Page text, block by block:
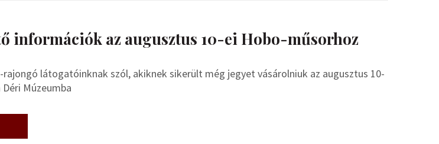
információk az augusztus 10-ei Hobo-műsorhoz
látogatóinknak szól, akiknek sikerült még jegyet vásárolniuk az augusztus 10-
Múzeumba